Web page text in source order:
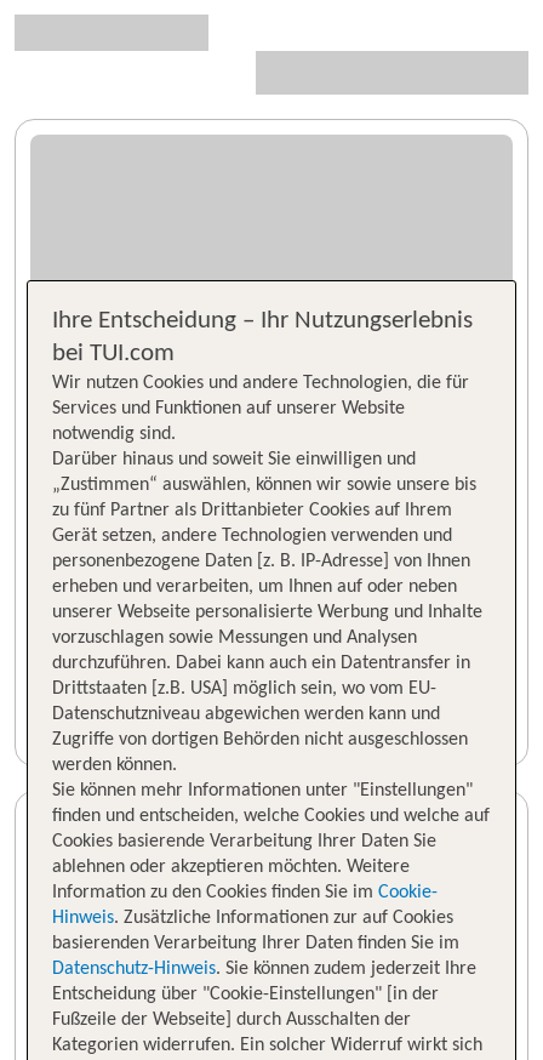
Ihre Entscheidung – Ihr Nutzungserlebnis
bei TUI.com
Wir nutzen Cookies und andere Technologien, die für
Services und Funktionen auf unserer Website
notwendig sind.
Darüber hinaus und soweit Sie einwilligen und
„Zustimmen“ auswählen, können wir sowie unsere bis
zu fünf Partner als Drittanbieter Cookies auf Ihrem
Gerät setzen, andere Technologien verwenden und
personenbezogene Daten [z. B. IP-Adresse] von Ihnen
erheben und verarbeiten, um Ihnen auf oder neben
unserer Webseite personalisierte Werbung und Inhalte
vorzuschlagen sowie Messungen und Analysen
durchzuführen. Dabei kann auch ein Datentransfer in
Drittstaaten [z.B. USA] möglich sein, wo vom EU-
Datenschutzniveau abgewichen werden kann und
Zugriffe von dortigen Behörden nicht ausgeschlossen
werden können.
Sie können mehr Informationen unter "Einstellungen"
finden und entscheiden, welche Cookies und welche auf
Cookies basierende Verarbeitung Ihrer Daten Sie
ablehnen oder akzeptieren möchten. Weitere
Information zu den Cookies finden Sie im Cookie-
Hinweis. Zusätzliche Informationen zur auf Cookies
basierenden Verarbeitung Ihrer Daten finden Sie im
Datenschutz-Hinweis. Sie können zudem jederzeit Ihre
Entscheidung über "Cookie-Einstellungen" [in der
Fußzeile der Webseite] durch Ausschalten der
Kategorien widerrufen. Ein solcher Widerruf wirkt sich